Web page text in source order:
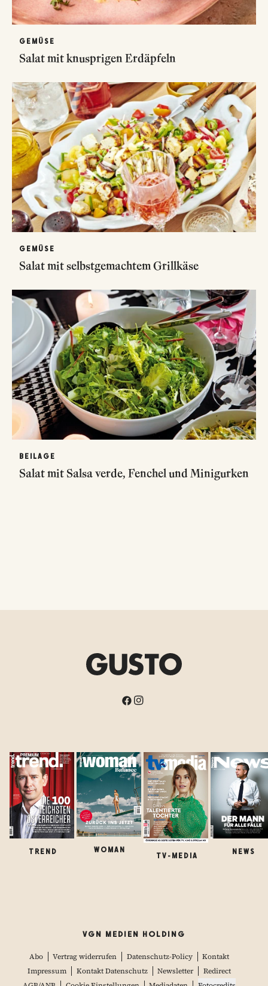
GEMÜSE
Salat mit knusprigen Erdäpfeln
GEMÜSE
Salat mit selbstgemachtem Grillkäse
BEILAGE
Salat mit Salsa verde, Fenchel und Minigurken
TREND WOMAN
TV-MEDIA
NEWS
VGN MEDIEN HOLDING
Abo Vertrag widerrufen Datenschutz-Policy
Kontakt
Impressum
Kontakt Datenschutz Newsletter
Redirect